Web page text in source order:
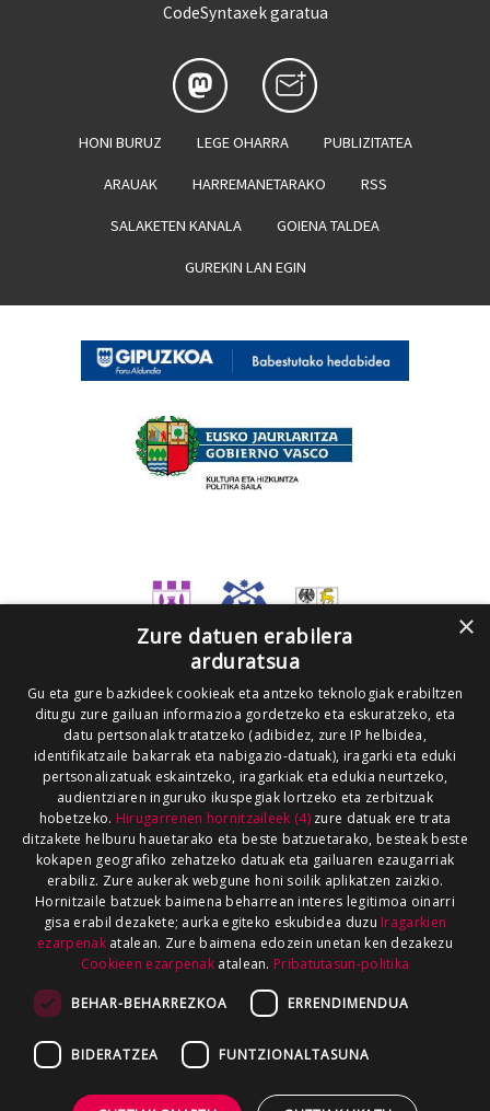
CodeSyntaxek garatua
HONI BURUZ LEGE OHARRA PUBLIZITATEA
ARAUAK HARREMANETARAKO RSS
SALAKETEN KANALA GOIENA TALDEA
GUREKIN LAN EGIN
×
Zure datuen erabilera
arduratsua
Gu eta gure bazkideek cookieak eta antzeko teknologiak erabiltzen
ditugu zure gailuan informazioa gordetzeko eta eskuratzeko, eta
datu pertsonalak tratatzeko (adibidez, zure IP helbidea,
identifikatzaile bakarrak eta nabigazio-datuak), iragarki eta eduki
pertsonalizatuak eskaintzeko, iragarkiak eta edukia neurtzeko,
audientziaren inguruko ikuspegiak lortzeko eta zerbitzuak
hobetzeko. Hirugarrenen hornitzaileek (4)zure datuak ere trata
ditzakete helburu hauetarako eta beste batzuetarako, besteak beste
kokapen geografiko zehatzeko datuak eta gailuaren ezaugarriak
erabiliz. Zure aukerak webgune honi soilik aplikatzen zaizkio.
Hornitzaile batzuek baimena beharrean interes legitimoa oinarri
gisa erabil dezakete; aurka egiteko eskubidea duzu Iragarkien
ezarpenakatalean. Zure baimena edozein unetan ken dezakezu
Cookieen ezarpenak atalean. Pribatutasun-politika
BEHAR-BEHARREZKOA ERRENDIMENDUA
BIDERATZEA FUNTZIONALTASUNA